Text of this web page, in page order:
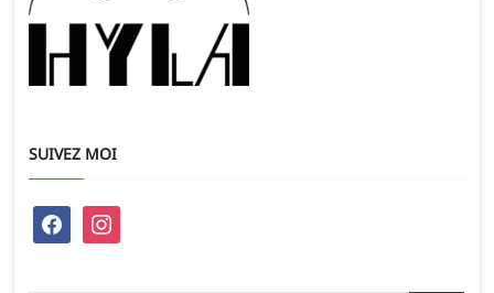
SUIVEZ MOI
facebookinstagram